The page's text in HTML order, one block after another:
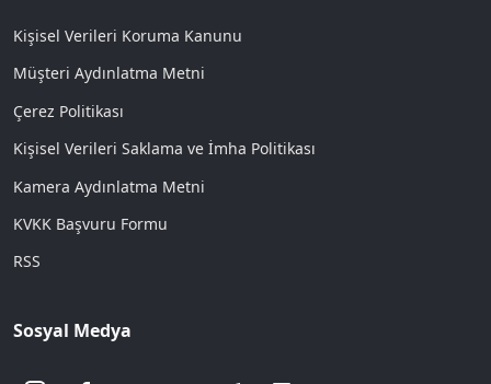
Kişisel Verileri Koruma Kanunu
Müşteri Aydınlatma Metni
Çerez Politikası
Kişisel Verileri Saklama ve İmha Politikası
Kamera Aydınlatma Metni
KVKK Başvuru Formu
RSS
Sosyal Medya